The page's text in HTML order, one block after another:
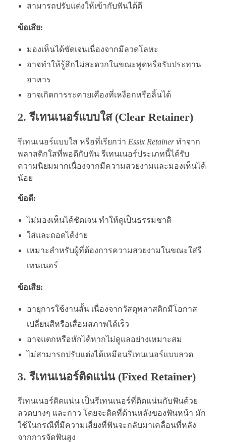
สามารถปรับแต่งให้เข้ากับฟันได้ดี
ข้อเสีย:
มองเห็นได้ชัดเจนเนื่องจากมีลวดโลหะ
อาจทำให้รู้สึกไม่สะดวกในขณะพูดหรือรับประทาน
อาหาร
อาจเกิดการระคายเคืองที่เหงือกหรือลิ้นได้
2. รีเทนเนอร์แบบใส (Clear Retainer)
รีเทนเนอร์แบบใส หรือที่เรียกว่า Essix Retainerทำจาก
พลาสติกใสที่พอดีกับฟัน รีเทนเนอร์ประเภทนี้ได้รับ
ความนิยมมากเนื่องจากมีความสวยงามและมองเห็นได้
น้อย
ข้อดี:
ไม่มองเห็นได้ชัดเจน ทำให้ดูเป็นธรรมชาติ
ใส่และถอดได้ง่าย
เหมาะสำหรับผู้ที่ต้องการความสวยงามในขณะใส่รี
เทนเนอร์
ข้อเสีย:
อายุการใช้งานสั้น เนื่องจากวัสดุพลาสติกมีโอกาส
เปลี่ยนสีหรือเสื่อมสภาพได้เร็ว
อาจแตกหรือหักได้หากไม่ดูแลอย่างเหมาะสม
ไม่สามารถปรับแต่งได้เหมือนรีเทนเนอร์แบบลวด
3. รีเทนเนอร์ติดแน่น (Fixed Retainer)
รีเทนเนอร์ติดแน่น เป็นรีเทนเนอร์ที่ติดแน่นกับฟันด้วย
ลวดบางๆ และกาว โดยจะติดที่ด้านหลังของฟันหน้า มัก
ใช้ในกรณีที่มีความเสี่ยงที่ฟันจะกลับมาเคลื่อนที่หลัง
จากการจัดฟันสูง